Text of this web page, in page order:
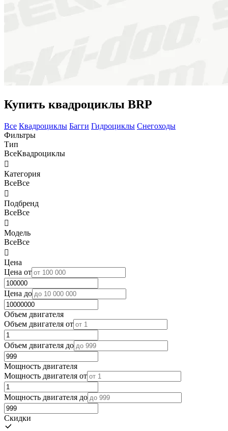
Купить квадроциклы BRP
Все Квадроциклы Багги Гидроциклы Снегоходы
Фильтры
Тип
ВсеКвадроциклы

Категория
ВсеВсе

Подбренд
ВсеВсе

Модель
ВсеВсе

Цена
Цена от
Цена до
Объем двигателя
Объем двигателя от
Объем двигателя до
Мощность двигателя
Мощность двигателя от
Мощность двигателя до
Скидки